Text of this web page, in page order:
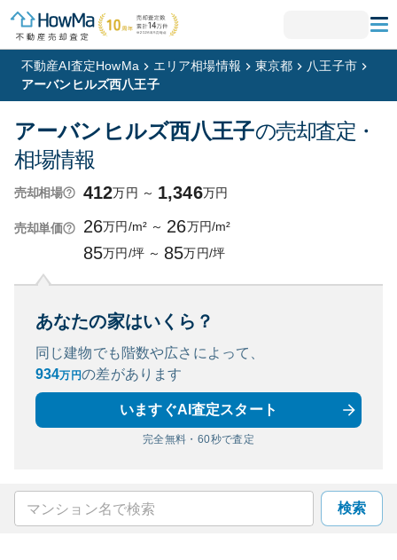
不動産AI査定HowMa エリア相場情報 東京都
八王子市
アーバンヒルズ西八王子
アーバンヒルズ西八王子の売却査定・
相場情報
売却相場 412万円 ～ 1,346万円
売却単価 26万円/m² ～ 26万円/m²
85万円/坪 ～ 85万円/坪
あなたの家はいくら？
同じ建物でも階数や広さによって、
934万円の差があります
いますぐAI査定スタート
完全無料・60秒で査定
検索